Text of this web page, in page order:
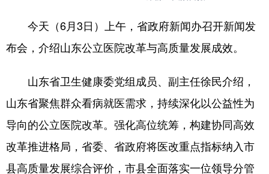
全球连线
科技 科普 体育 文化
健康 军事 访谈 视频
图片 中央文件 金融 汽车
食品 人居 信息化 乡村振兴
溯源中国 城市 旅游 能源
会展 彩票 娱乐 时尚
今天（6月3日）上午，省政府新闻办召开新闻发
布会，介绍山东公立医院改革与高质量发展成效。
山东省卫生健康委党组成员、副主任徐民介绍，
山东省聚焦群众看病就医需求，持续深化以公益性为
导向的公立医院改革。强化高位统筹，构建协同高效
改革推进格局，省委、省政府将医改重点指标纳入市
县高质量发展综合评价，市县全面落实一位领导分管